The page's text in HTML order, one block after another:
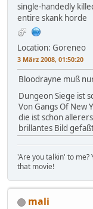
single-handedly
entire skank horde
Location: Goreneo
3 März 2008, 01:50:20
Bloodrayne muß
Dungeon Siege ist
Von Gangs Of New
die ist schon
brillantes Bild
'Are you talkin' to me?
that movie!
mali